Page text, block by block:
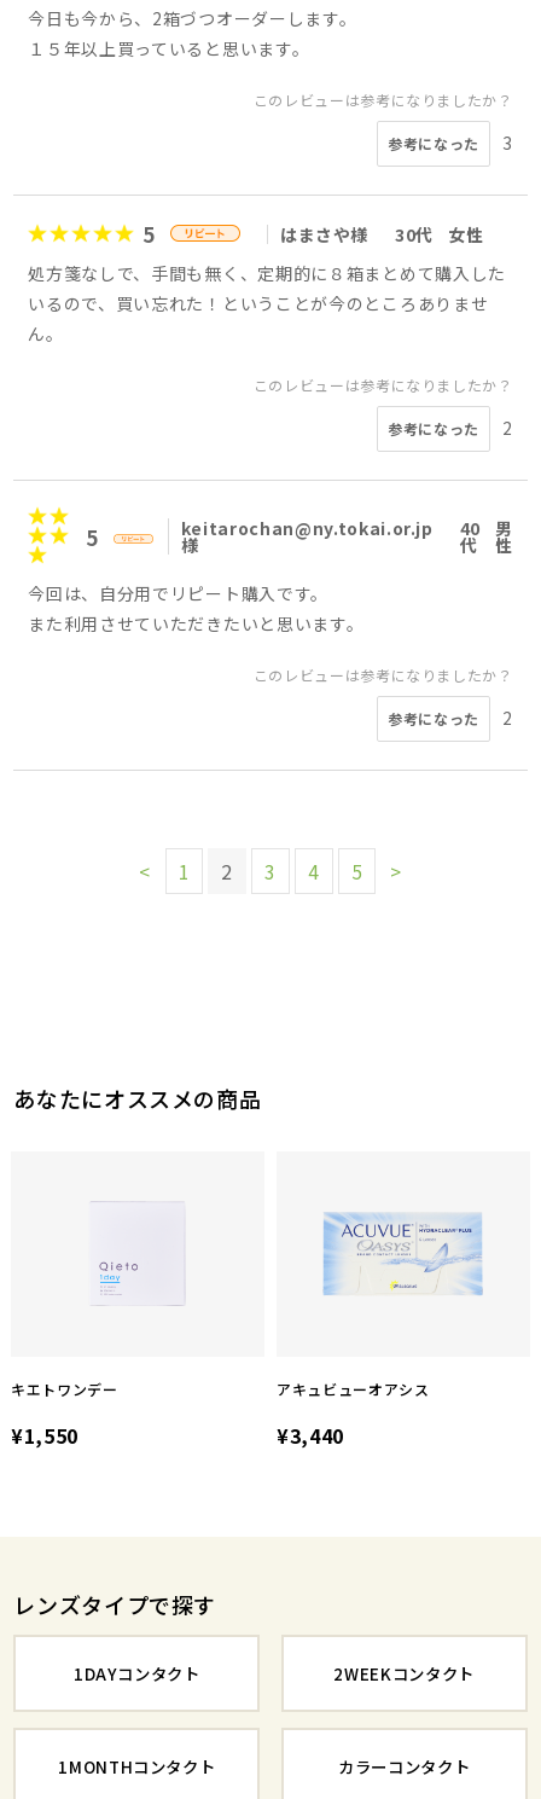
今日も今から、2箱づつオーダーします。
１５年以上買っていると思います。
このレビューは参考になりましたか？
参考になった 3
5 はまさや様 30代
女性
処方箋なしで、手間も無く、定期的に８箱まとめて購入した
いるので、買い忘れた！ということが今のところありませ
ん。
このレビューは参考になりましたか？
参考になった 2
5 keitarochan@ny.tokai.or.jp
様
40
代
男
性
今回は、自分用でリピート購入です。
また利用させていただきたいと思います。
このレビューは参考になりましたか？
参考になった 2
< 1 2 3 4 5 >
あなたにオススメの商品
キエトワンデー
¥1,550
アキュビューオアシス
¥3,440
レンズタイプで探す
1DAYコンタクト 2WEEKコンタクト
1MONTHコンタクト カラーコンタクト